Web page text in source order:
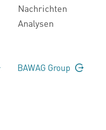
Nachrichten
Analysen
BAWAG Group